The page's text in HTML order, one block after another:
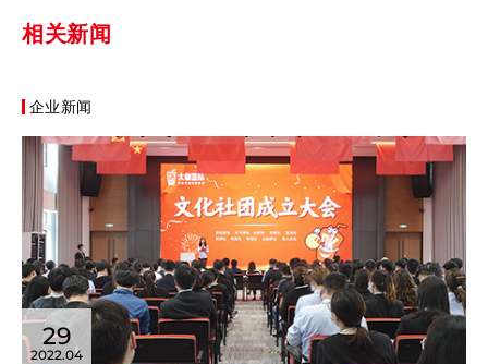
相关新闻
企业新闻
29
2022.04